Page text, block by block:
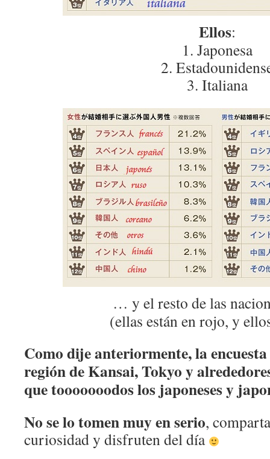
Ellos:
1. Japonesa
2.
3. Italiana
… y el resto de las
(ellas están en rojo, y
Como dije anteriormente, la encuesta
región de Kansai, Tokyo y
que tooooooodos los japoneses y
No se lo tomen muy en serio,
curiosidad y disfruten del día